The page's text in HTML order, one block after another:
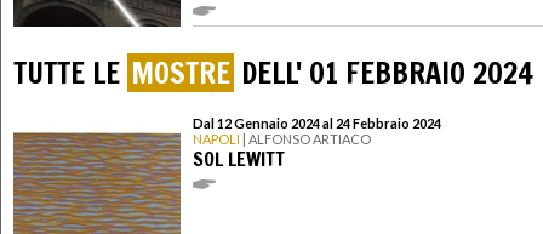
TUTTE LE MOSTRE DELL' 01 FEBBRAIO 2024
Dal 12 Gennaio 2024 al 24 Febbraio 2024
NAPOLI | ALFONSO ARTIACO
SOL LEWITT